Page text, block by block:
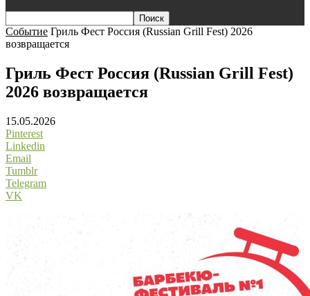
Событие Гриль Фест Россия (Russian Grill Fest) 2026
возвращается
Гриль Фест Россия (Russian Grill Fest)
2026 возвращается
15.05.2026
Pinterest
Linkedin
Email
Tumblr
Telegram
VK